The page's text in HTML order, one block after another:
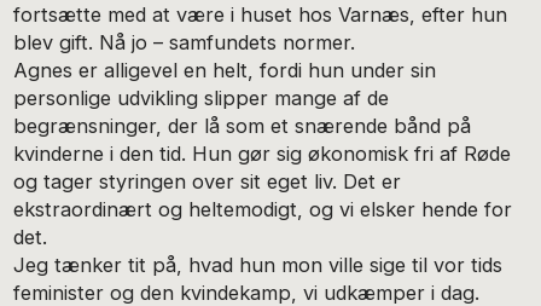
fortsætte med at være i huset hos Varnæs, efter hun
blev gift. Nå jo – samfundets normer.
Agnes er alligevel en helt, fordi hun under sin
personlige udvikling slipper mange af de
begrænsninger, der lå som et snærende bånd på
kvinderne i den tid. Hun gør sig økonomisk fri af Røde
og tager styringen over sit eget liv. Det er
ekstraordinært og heltemodigt, og vi elsker hende for
det.
Jeg tænker tit på, hvad hun mon ville sige til vor tids
feminister og den kvindekamp, vi udkæmper i dag.